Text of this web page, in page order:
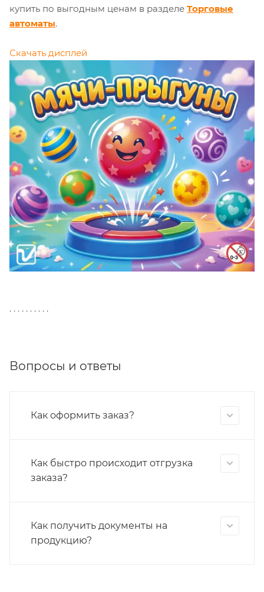
купить по выгодным ценам в разделе Торговые
автоматы.
Скачать дисплей
. . . . . . . . . .
Вопросы и ответы
Как оформить заказ?
Как быстро происходит отгрузка
заказа?
Как получить документы на
продукцию?